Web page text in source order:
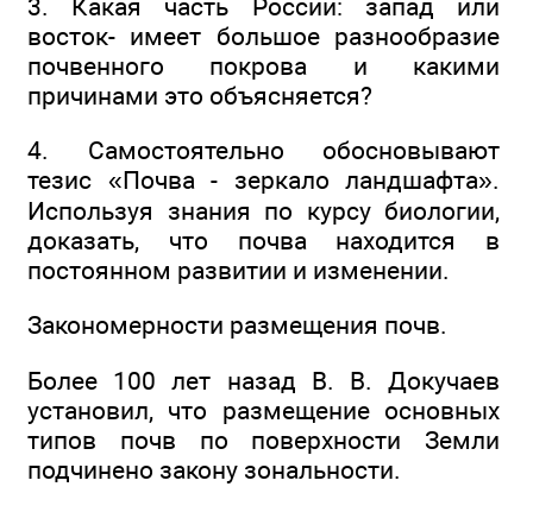
3. Какая часть России: запад или
восток- имеет большое разнообразие
почвенного покрова и какими
причинами это объясняется?
4. Самостоятельно обосновывают
тезис «Почва - зеркало ландшафта».
Используя знания по курсу биологии,
доказать, что почва находится в
постоянном развитии и изменении.
Закономерности размещения почв.
Более 100 лет назад В. В. Докучаев
установил, что размещение основных
типов почв по поверхности Земли
подчинено закону зональности.